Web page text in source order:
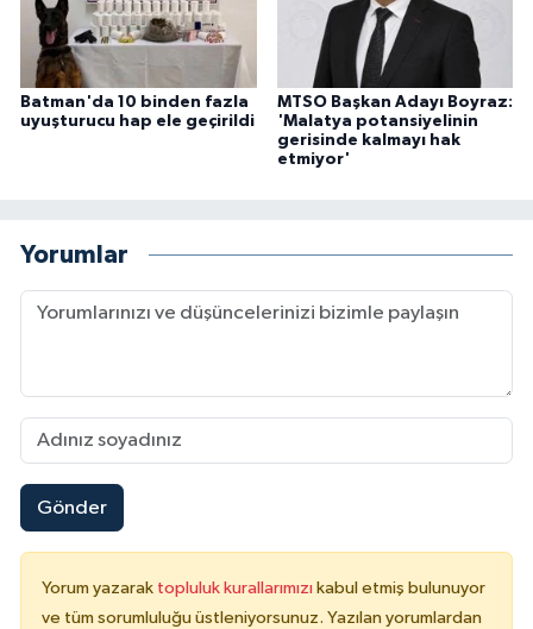
Batman'da 10 binden fazla
uyuşturucu hap ele geçirildi
MTSO Başkan Adayı Boyraz:
'Malatya potansiyelinin
gerisinde kalmayı hak
etmiyor'
Yorumlar
Gönder
Yorum yazarak topluluk kurallarımızı kabul etmiş bulunuyor
ve tüm sorumluluğu üstleniyorsunuz. Yazılan yorumlardan